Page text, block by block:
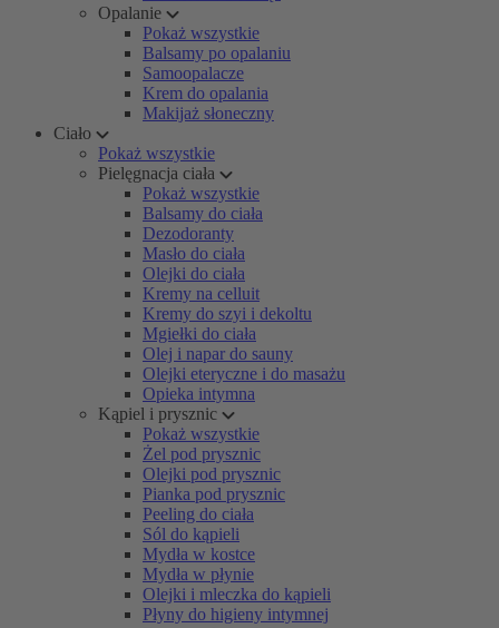
Opalanie
Pokaż wszystkie
Balsamy po opalaniu
Samoopalacze
Krem do opalania
Makijaż słoneczny
Ciało
Pokaż wszystkie
Pielęgnacja ciała
Pokaż wszystkie
Balsamy do ciała
Dezodoranty
Masło do ciała
Olejki do ciała
Kremy na celluit
Kremy do szyi i dekoltu
Mgiełki do ciała
Olej i napar do sauny
Olejki eteryczne i do masażu
Opieka intymna
Kąpiel i prysznic
Pokaż wszystkie
Żel pod prysznic
Olejki pod prysznic
Pianka pod prysznic
Peeling do ciała
Sól do kąpieli
Mydła w kostce
Mydła w płynie
Olejki i mleczka do kąpieli
Płyny do higieny intymnej